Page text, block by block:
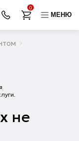
0
МЕНЮ
не